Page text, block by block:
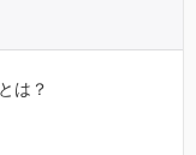
は？